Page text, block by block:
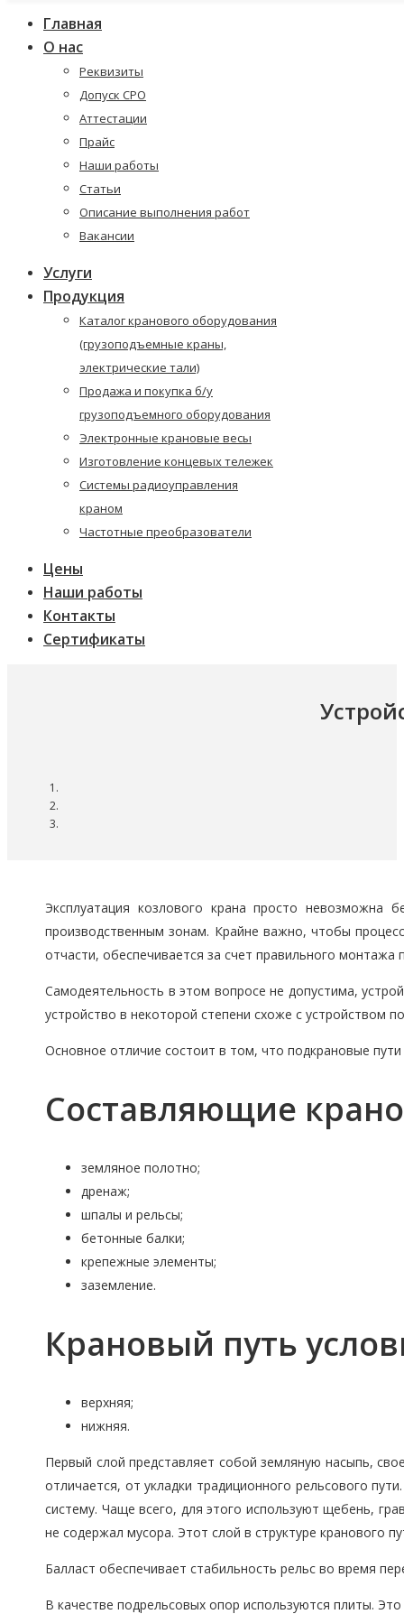
Главная
О нас
Реквизиты
Допуск СРО
Аттестации
Прайс
Наши работы
Статьи
Описание выполнения работ
Вакансии
Услуги
Продукция
Каталог кранового оборудования
(грузоподъемные краны,
электрические тали)
Продажа и покупка б/у
грузоподъемного оборудования
Электронные крановые весы
Изготовление концевых тележек
Системы радиоуправления
краном
Частотные преобразователи
Цены
Наши работы
Контакты
Сертификаты
Эксплуатация козлового крана просто невозможна
производственным зонам. Крайне важно, чтобы
отчасти, обеспечивается за счет правильного монтажа
Самодеятельность в этом вопросе не допустима,
устройство в некоторой степени схоже с устройством
Основное отличие состоит в том, что подкрановые
Составляющие
земляное полотно;
дренаж;
шпалы и рельсы;
бетонные балки;
крепежные элементы;
заземление.
Крановый путь
верхняя;
нижняя.
Первый слой представляет собой земляную насыпь,
отличается, от укладки традиционного рельсового
систему. Чаще всего, для этого используют щебень,
не содержал мусора. Этот слой в структуре кранового
Балласт обеспечивает стабильность рельс во время
В качестве подрельсовых опор используются плиты.